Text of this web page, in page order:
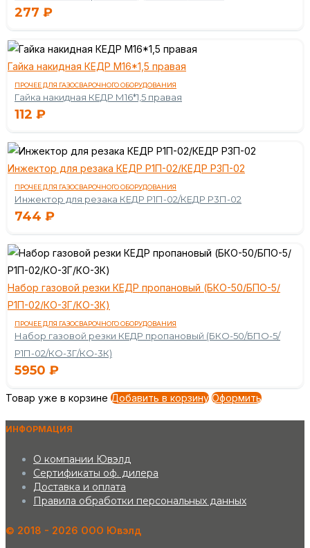
277 ₽
Гайка накидная КЕДР М16*1,5 правая
ПРОЧЕЕ ДЛЯ ГАЗОСВАРОЧНОГО ОБОРУДОВАНИЯ
Гайка накидная КЕДР М16*1,5 правая
112 ₽
Инжектор для резака КЕДР Р1П-02/КЕДР Р3П-02
ПРОЧЕЕ ДЛЯ ГАЗОСВАРОЧНОГО ОБОРУДОВАНИЯ
Инжектор для резака КЕДР Р1П-02/КЕДР Р3П-02
744 ₽
Набор газовой резки КЕДР пропановый (БКО-50/БПО-5/
Р1П-02/КО-3Г/КО-3К)
ПРОЧЕЕ ДЛЯ ГАЗОСВАРОЧНОГО ОБОРУДОВАНИЯ
Набор газовой резки КЕДР пропановый (БКО-50/БПО-5/
Р1П-02/КО-3Г/КО-3К)
5950 ₽
Товар уже в корзине Добавить в корзину Оформить
ИНФОРМАЦИЯ
О компании Ювэлд
Сертификаты оф. дилера
Доставка и оплата
Правила обработки персональных данных
©️ 2018 - 2026 ООО Ювэлд